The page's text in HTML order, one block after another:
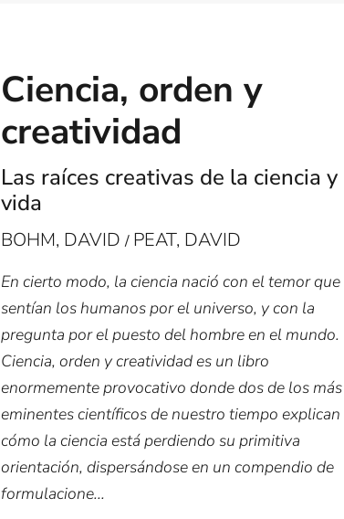
Ciencia, orden y
creatividad
Las raíces creativas de la ciencia y
vida
BOHM, DAVID/ PEAT, DAVID
En cierto modo, la ciencia nació con el temor que
sentían los humanos por el universo, y con la
pregunta por el puesto del hombre en el mundo.
Ciencia, orden y creatividad es un libro
enormemente provocativo donde dos de los más
eminentes científicos de nuestro tiempo explican
cómo la ciencia está perdiendo su primitiva
orientación, dispersándose en un compendio de
formulacione...